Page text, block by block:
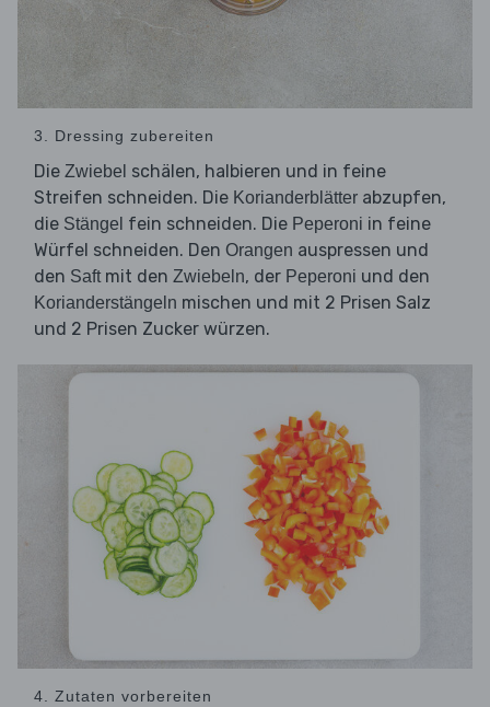
3. Dressing zubereiten
Die Zwiebel schälen, halbieren und in feine
Streifen schneiden. Die Korianderblätter abzupfen,
die Stängel fein schneiden. Die Peperoni in feine
Würfel schneiden. Den Orangen auspressen und
den Saftmit den Zwiebeln, der Peperoni und den
Korianderstängeln mischen und mit 2 Prisen Salz
und 2 Prisen Zucker würzen.
4. Zutaten vorbereiten